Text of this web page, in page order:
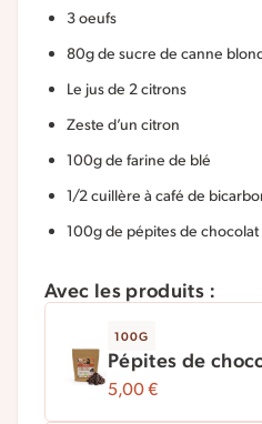
3 oeufs
80g de sucre de canne
Le jus de 2 citrons
Zeste d’un citron
100g de farine de blé
1/2 cuillère à café de
100g de pépites de chocolat
Avec les produits :
100G
Pépites de
5,00€